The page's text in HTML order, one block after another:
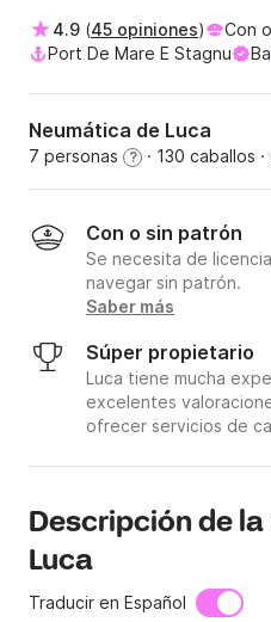
4.9 (45 opiniones) Con
Port De Mare E Stagnu
Neumática de Luca
7 personas ? · 130 caballos
Con o sin patrón
Se necesita de
navegar sin patrón.
Saber más
Súper propietario
Luca tiene mucha
excelentes
ofrecer servicios de
Descripción de
Luca
Traducir en Español